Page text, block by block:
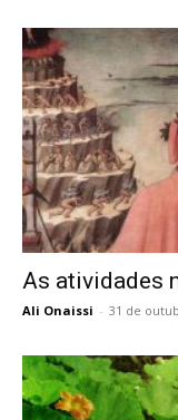
As atividades
Ali Onaissi - 31 de